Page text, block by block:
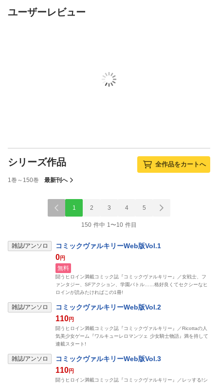
ユーザーレビュー
シリーズ作品 全作品をカートへ
1巻～150巻 最新刊へ
1 2 3 4 5
150 件中 1〜10 件目
表示制限中
雑誌/アンソロ コミックヴァルキリーWeb版Vol.1
0円
無料
闘うヒロイン満載コミック誌『コミックヴァルキリー』／女戦士、フ
ァンタジー、SFアクション、学園バトル……格好良くてセクシーなヒ
ロインが読みたければこの1冊!
表示制限中
雑誌/アンソロ コミックヴァルキリーWeb版Vol.2
110円
闘うヒロイン満載コミック誌『コミックヴァルキリー』／Ricottaの人
気美少女ゲーム『ワルキューレロマンツェ 少女騎士物語』満を持して
連載スタート!
表示制限中
雑誌/アンソロ コミックヴァルキリーWeb版Vol.3
110円
闘うヒロイン満載コミック誌『コミックヴァルキリー』／レッする!シ